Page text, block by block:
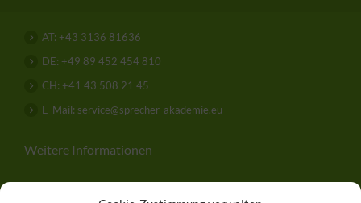
AT: +43 3136 81636
DE: +49 89 452 454 810
CH: +41 43 508 21 45
E-Mail: service@sprecher-akademie.eu
Weitere Informationen